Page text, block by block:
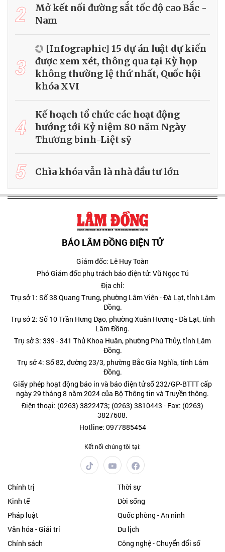
2
Mở kết nối đường sắt tốc độ cao Bắc -
Nam
3
[Infographic] 15 dự án luật dự kiến
được xem xét, thông qua tại Kỳ họp
không thường lệ thứ nhất, Quốc hội
khóa XVI
4
Kế hoạch tổ chức các hoạt động
hướng tới Kỷ niệm 80 năm Ngày
Thương binh-Liệt sỹ
5 Chìa khóa vẫn là nhà đầu tư lớn
BÁO LÂM ĐỒNG ĐIỆN TỬ
Giám đốc: Lê Huy Toàn
Phó Giám đốc phụ trách báo điện tử: Vũ Ngọc Tú
Địa chỉ:
Trụ sở 1: Số 38 Quang Trung, phường Lâm Viên - Đà Lạt, tỉnh Lâm
Đồng.
Trụ sở 2: Số 10 Trần Hưng Đạo, phường Xuân Hương - Đà Lạt, tỉnh
Lâm Đồng.
Trụ sở 3: 339 - 341 Thủ Khoa Huân, phường Phú Thủy, tỉnh Lâm
Đồng.
Trụ sở 4: Số 82, đường 23/3, phường Bắc Gia Nghĩa, tỉnh Lâm
Đồng.
Giấy phép hoạt động báo in và báo điện tử số 232/GP-BTTT cấp
ngày 29 tháng 8 năm 2024 của Bộ Thông tin và Truyền thông.
Điện thoại: (0263) 3822473; (0263) 3810443 - Fax: (0263)
3827608.
Hotline: 0977885454
Kết nối chúng tôi tại:
Chính trị
Thời sự
Kinh tế
Đời sống
Pháp luật
Quốc phòng - An ninh
Văn hóa - Giải trí
Du lịch
Chính sách
Công nghệ - Chuyển đổi số